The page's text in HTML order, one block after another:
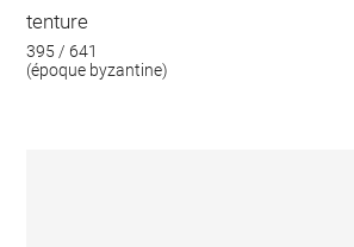
tenture
395 / 641
(époque byzantine)